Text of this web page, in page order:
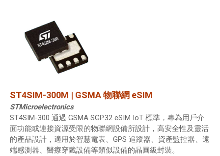
ST4SIM-300M | GSMA 物聯網 eSIM
STMicroelectronics
ST4SIM-300 通過 GSMA SGP.32 eSIM IoT 標準，專為用戶介
面功能或連接資源受限的物聯網設備所設計，高安全性及靈活
的產品設計，適用於智慧電表、GPS 追蹤器、資產監控器、遠
端感測器、醫療穿戴設備等類似設備的晶圓級封裝。